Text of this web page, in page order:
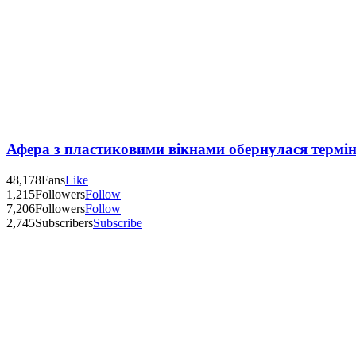
Афера з пластиковими вікнами обернулася
48,178FansLike
1,215FollowersFollow
7,206FollowersFollow
2,745SubscribersSubscribe